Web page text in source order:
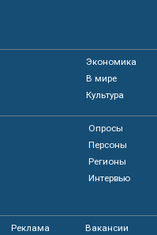
Экономика
В мире
Культура
Опросы
Персоны
Регионы
Интервью
Реклама Вакансии